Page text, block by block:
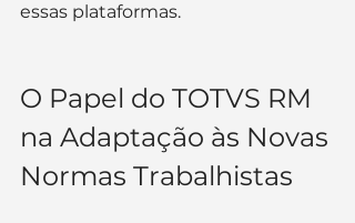
essas plataformas.
O Papel do TOTVS RM
na Adaptação às Novas
Normas Trabalhistas